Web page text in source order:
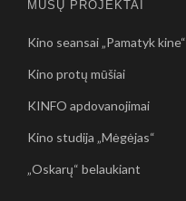
MŪSŲ PROJEKTAI
Kino seansai „Pamatyk kine“
Kino protų mūšiai
KINFO apdovanojimai
Kino studija „Mėgėjas“
„Oskarų“ belaukiant